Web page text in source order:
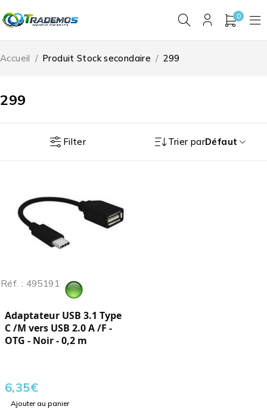
0
299
Accueil / Produit Stock secondaire / 299
Filter Trier parDéfaut
Réf. : 495191
Adaptateur USB 3.1 Type
C /M vers USB 2.0 A /F -
OTG - Noir - 0,2 m
6,35€
Ajouter au panier